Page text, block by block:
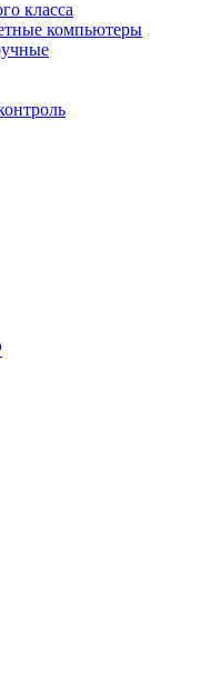
класса
компьютеры